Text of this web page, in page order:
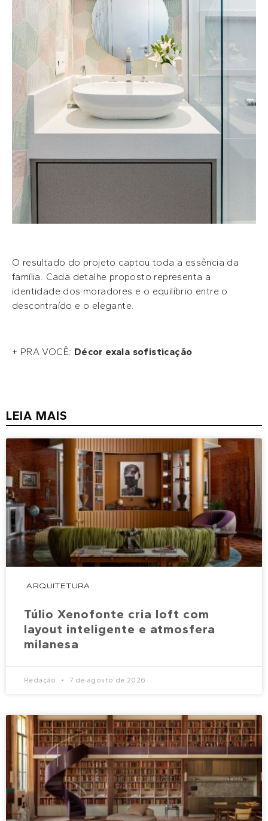
O resultado do projeto captou toda a essência da
família. Cada detalhe proposto representa a
identidade dos moradores e o equilíbrio entre o
descontraído e o elegante.
+ PRA VOCÊ: Décor exala sofisticação
LEIA MAIS
ARQUITETURA
Túlio Xenofonte cria loft com
layout inteligente e atmosfera
milanesa
Redação 7 de agosto de 2026